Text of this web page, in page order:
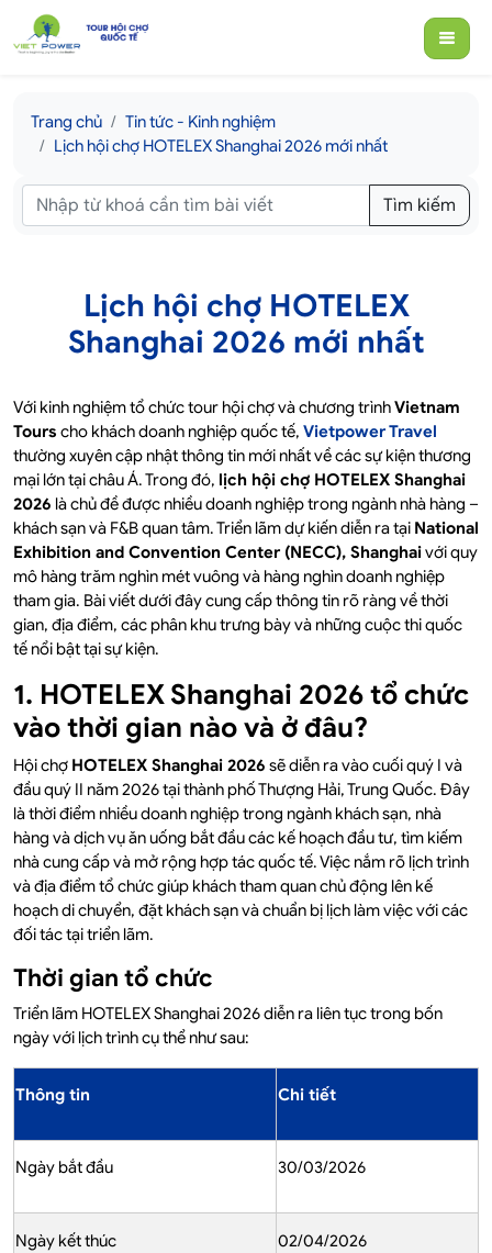
Trang chủ
Tin tức - Kinh nghiệm
Lịch hội chợ HOTELEX Shanghai 2026 mới nhất
Tìm kiếm
Lịch hội chợ HOTELEX
Shanghai 2026 mới nhất
Với kinh nghiệm tổ chức tour hội chợ và chương trìnhVietnam
Tours cho khách doanh nghiệp quốc tế, Vietpower Travel
thường xuyên cập nhật thông tin mới nhất về các sự kiện thương
mại lớn tại châu Á. Trong đó, lịch hội chợ HOTELEX Shanghai
2026 là chủ đề được nhiều doanh nghiệp trong ngành nhà hàng –
khách sạn và F&B quan tâm. Triển lãm dự kiến diễn ra tại National
Exhibition and Convention Center (NECC), Shanghaivới quy
mô hàng trăm nghìn mét vuông và hàng nghìn doanh nghiệp
tham gia. Bài viết dưới đây cung cấp thông tin rõ ràng về thời
gian, địa điểm, các phân khu trưng bày và những cuộc thi quốc
tế nổi bật tại sự kiện.
1. HOTELEX Shanghai 2026 tổ chức
vào thời gian nào và ở đâu?
Hội chợ HOTELEX Shanghai 2026 sẽ diễn ra vào cuối quý I và
đầu quý II năm 2026 tại thành phố Thượng Hải, Trung Quốc. Đây
là thời điểm nhiều doanh nghiệp trong ngành khách sạn, nhà
hàng và dịch vụ ăn uống bắt đầu các kế hoạch đầu tư, tìm kiếm
nhà cung cấp và mở rộng hợp tác quốc tế. Việc nắm rõ lịch trình
và địa điểm tổ chức giúp khách tham quan chủ động lên kế
hoạch di chuyển, đặt khách sạn và chuẩn bị lịch làm việc với các
đối tác tại triển lãm.
Thời gian tổ chức
Triển lãm HOTELEX Shanghai 2026 diễn ra liên tục trong bốn
ngày với lịch trình cụ thể như sau:
Thông tin Chi tiết
Ngày bắt đầu 30/03/2026
Ngày kết thúc 02/04/2026